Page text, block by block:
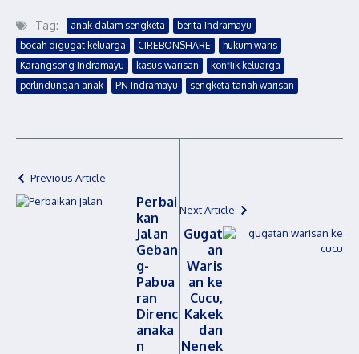
Tag: anak dalam sengketa
berita Indramayu
bocah digugat keluarga
CIREBONSHARE
hukum waris
Karangsong Indramayu
kasus warisan
konflik keluarga
perlindungan anak
PN Indramayu sengketa tanah warisan
Previous Article
Perbai
kan
Jalan
Geban
g-
Pabua
ran
Direnc
anaka
n
Next Article
Gugat
an
Waris
an ke
Cucu,
Kakek
dan
Nenek